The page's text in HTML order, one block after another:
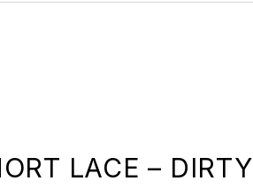
LACE – DIRTY